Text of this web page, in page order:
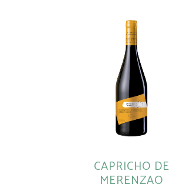
CAPRICHO DE
MERENZAO